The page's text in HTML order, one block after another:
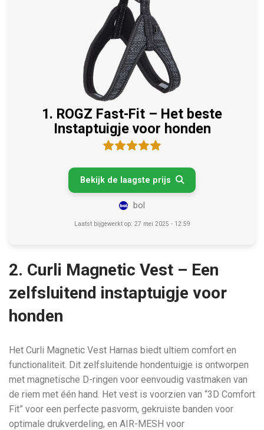
1. ROGZ Fast-Fit – Het beste
Instaptuigje voor honden
Bekijk de laagste prijs 
bol
Laatst bijgewerkt op: 27 mei 2025 - 12:59
2. Curli Magnetic Vest – Een
zelfsluitend instaptuigje voor
honden
Het Curli Magnetic Vest Harnas biedt ultiem comfort en
functionaliteit. Dit zelfsluitende hondentuigje is ontworpen
met magnetische D-ringen voor eenvoudig vastmaken van
de riem met één hand. Het vest is voorzien van “3D Comfort
Fit” voor een perfecte pasvorm, gekruiste banden voor
optimale drukverdeling, en AIR-MESH voor